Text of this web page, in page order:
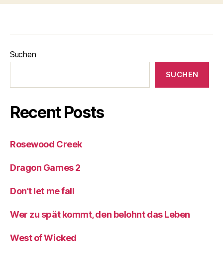
Suchen
SUCHEN
Recent Posts
Rosewood Creek
Dragon Games 2
Don’t let me fall
Wer zu spät kommt, den belohnt das Leben
West of Wicked